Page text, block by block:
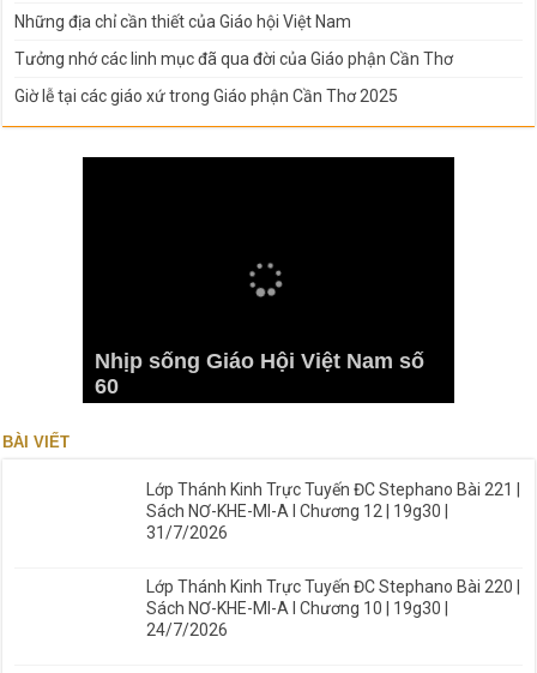
Những địa chỉ cần thiết của Giáo hội Việt Nam
Tưởng nhớ các linh mục đã qua đời của Giáo phận Cần Thơ
Giờ lễ tại các giáo xứ trong Giáo phận Cần Thơ 2025
Nhịp sống Giáo Hội Việt Nam số
60
BÀI VIẾT
Lớp Thánh Kinh Trực Tuyến ĐC Stephano Bài 221 |
Sách NƠ-KHE-MI-A I Chương 12 | 19g30 |
31/7/2026
Lớp Thánh Kinh Trực Tuyến ĐC Stephano Bài 220 |
Sách NƠ-KHE-MI-A I Chương 10 | 19g30 |
24/7/2026